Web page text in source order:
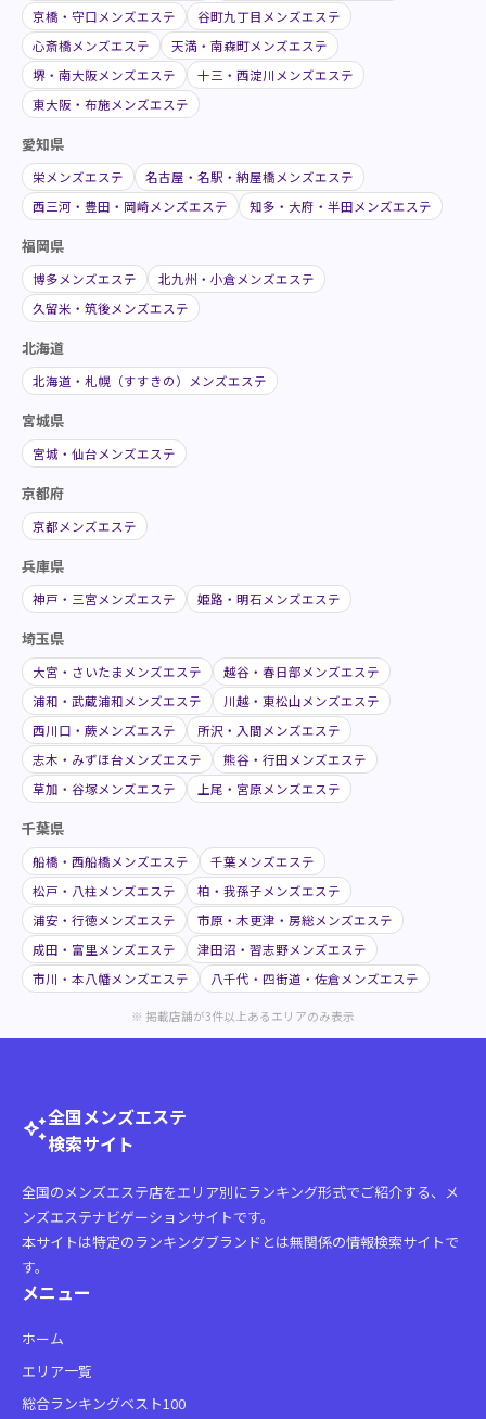
京橋・守口メンズエステ
谷町九丁目メンズエステ
心斎橋メンズエステ
天満・南森町メンズエステ
堺・南大阪メンズエステ
十三・西淀川メンズエステ
東大阪・布施メンズエステ
愛知県
栄メンズエステ
名古屋・名駅・納屋橋メンズエステ
西三河・豊田・岡崎メンズエステ
知多・大府・半田メンズエステ
福岡県
博多メンズエステ
北九州・小倉メンズエステ
久留米・筑後メンズエステ
北海道
北海道・札幌（すすきの）メンズエステ
宮城県
宮城・仙台メンズエステ
京都府
京都メンズエステ
兵庫県
神戸・三宮メンズエステ 姫路・明石メンズエステ
埼玉県
大宮・さいたまメンズエステ
越谷・春日部メンズエステ
浦和・武蔵浦和メンズエステ
川越・東松山メンズエステ
西川口・蕨メンズエステ
所沢・入間メンズエステ
志木・みずほ台メンズエステ
熊谷・行田メンズエステ
草加・谷塚メンズエステ
上尾・宮原メンズエステ
千葉県
船橋・西船橋メンズエステ
千葉メンズエステ
松戸・八柱メンズエステ
柏・我孫子メンズエステ
浦安・行徳メンズエステ
市原・木更津・房総メンズエステ
成田・富里メンズエステ
津田沼・習志野メンズエステ
市川・本八幡メンズエステ
八千代・四街道・佐倉メンズエステ
※ 掲載店舗が3件以上あるエリアのみ表示
auto_awesome全国メンズエステ
検索サイト
全国のメンズエステ店をエリア別にランキング形式でご紹介する、メ
ンズエステナビゲーションサイトです。
本サイトは特定のランキングブランドとは無関係の情報検索サイトで
す。
メニュー
ホーム
エリア一覧
総合ランキングベスト100